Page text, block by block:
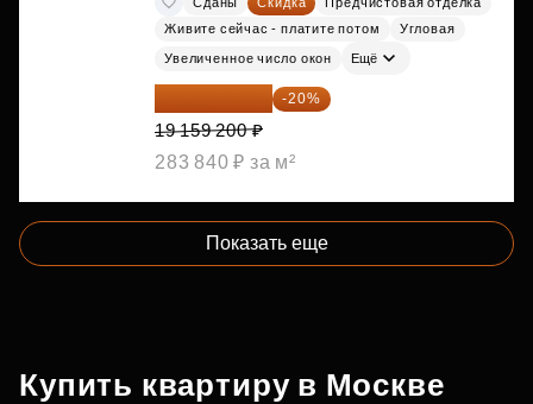
Живите сейчас - платите потом
Угловая
Увеличенное число окон Ещё
15 327 360 ₽ -20%
19 159 200 ₽
283 840 ₽ за м²
Показать еще
Купить квартиру в Москве